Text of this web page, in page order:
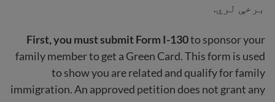
برخې لري.
First, you must submit Form I-130to sponsor your
family member to get a Green Card. This form is used
to show you are related and qualify for family
immigration. An approved petition does not grant any